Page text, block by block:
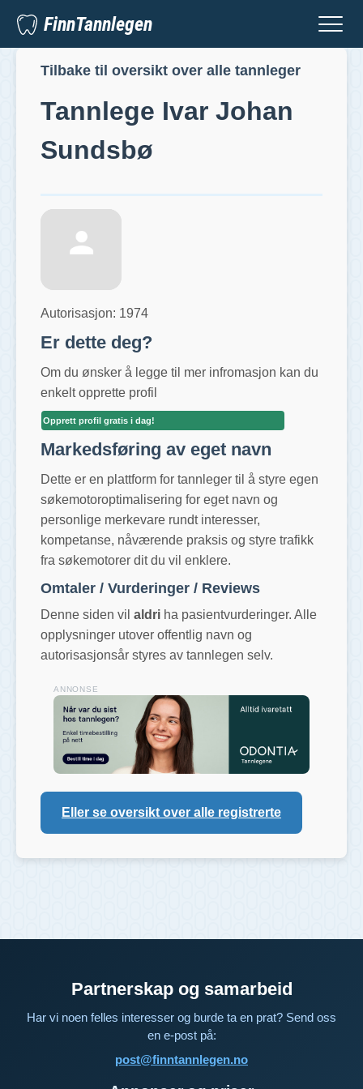
FinnTannlegen
Tilbake til oversikt over alle tannleger
Tannlege Ivar Johan
Sundsbø
Autorisasjon: 1974
Er dette deg?
Om du ønsker å legge til mer infromasjon kan du
enkelt opprette profil
Opprett profil gratis i dag!
Markedsføring av eget navn
Dette er en plattform for tannleger til å styre egen
søkemotoroptimalisering for eget navn og
personlige merkevare rundt interesser,
kompetanse, nåværende praksis og styre trafikk
fra søkemotorer dit du vil enklere.
Omtaler / Vurderinger / Reviews
Denne siden vil aldri ha pasientvurderinger. Alle
opplysninger utover offentlig navn og
autorisasjonsår styres av tannlegen selv.
ANNONSE
Eller se oversikt over alle registrerte
Partnerskap og samarbeid
Har vi noen felles interesser og burde ta en prat? Send oss
en e-post på:
post@finntannlegen.no